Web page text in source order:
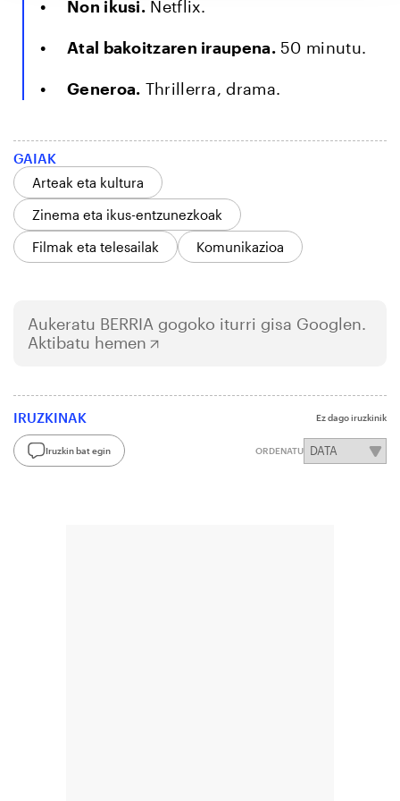
Non ikusi. Netflix.
Atal bakoitzaren iraupena.50 minutu.
Generoa. Thrillerra, drama.
GAIAK
Arteak eta kultura
Zinema eta ikus-entzunezkoak
Filmak eta telesailak
Komunikazioa
Aukeratu BERRIA gogoko iturri gisa Googlen.
Aktibatu hemen
IRUZKINAK Ez dago iruzkinik
Iruzkin bat egin ORDENATU